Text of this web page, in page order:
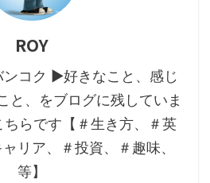
ROY
コク ▶好きなこと、感じ
と、をブログに残していま
らです【＃生き方、＃英
リア、＃投資、＃趣味、
等】